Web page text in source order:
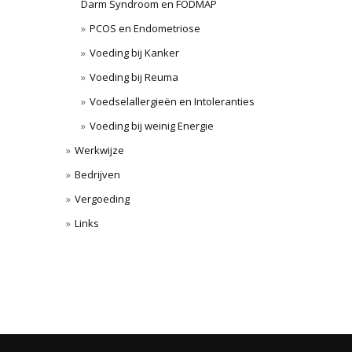
Darm Syndroom en FODMAP
PCOS en Endometriose
Voeding bij Kanker
Voeding bij Reuma
Voedselallergieën en Intoleranties
Voeding bij weinig Energie
Werkwijze
Bedrijven
Vergoeding
Links